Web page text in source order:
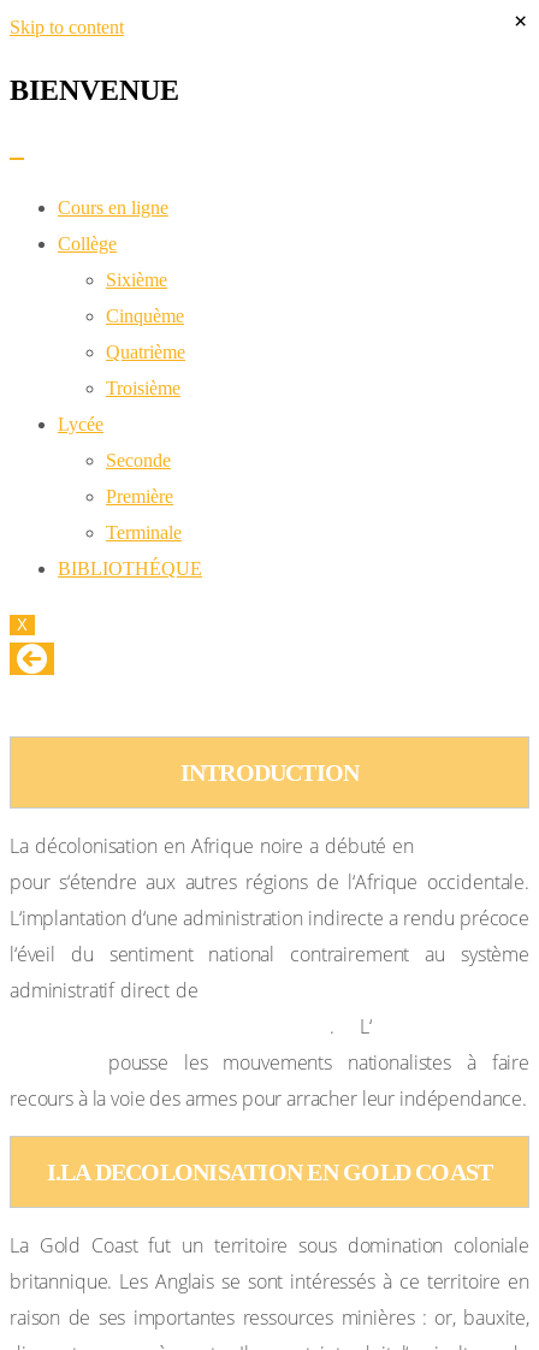
Skip to content
BIENVENUE​
Cours en ligne
Collège
Sixième
Cinquème
Quatrième
Troisième
Lycée
Seconde
Première
Terminale
BIBLIOTHÉQUE
X
INTRODUCTION
La décolonisation en Afrique noire a débuté en
pour s‘étendre aux autres régions de l‘Afrique occidentale.
L‘implantation d‘une administration indirecte a rendu précoce
l‘éveil du sentiment national contrairement au système
administratif direct de
. L‘entêtement du
pousse les mouvements nationalistes à faire
recours à la voie des armes pour arracher leur indépendance.
I.LA DECOLONISATION EN GOLD COAST
La Gold Coast fut un territoire sous domination coloniale
britannique. Les Anglais se sont intéressés à ce territoire en
raison de ses importantes ressources minières : or, bauxite,
×